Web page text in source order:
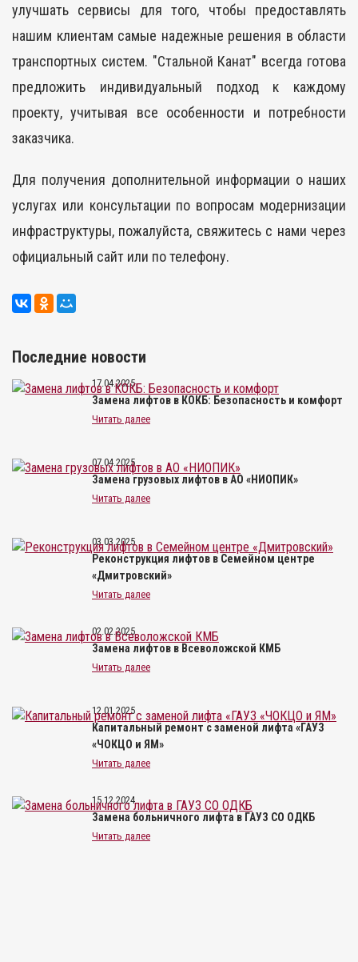
улучшать сервисы для того, чтобы предоставлять
нашим клиентам самые надежные решения в области
транспортных систем. "Стальной Канат" всегда готова
предложить индивидуальный подход к каждому
проекту, учитывая все особенности и потребности
заказчика.
Для получения дополнительной информации о наших
услугах или консультации по вопросам модернизации
инфраструктуры, пожалуйста, свяжитесь с нами через
официальный сайт или по телефону.
Последние новости
17.04.2025
Замена лифтов в КОКБ: Безопасность и комфорт
Читать далее
07.04.2025
Замена грузовых лифтов в АО «НИОПИК»
Читать далее
03.03.2025
Реконструкция лифтов в Семейном центре
«Дмитровский»
Читать далее
02.02.2025
Замена лифтов в Всеволожской КМБ
Читать далее
12.01.2025
Капитальный ремонт с заменой лифта «ГАУЗ
«ЧОКЦО и ЯМ»
Читать далее
15.12.2024
Замена больничного лифта в ГАУЗ СО ОДКБ
Читать далее